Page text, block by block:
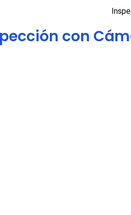
con